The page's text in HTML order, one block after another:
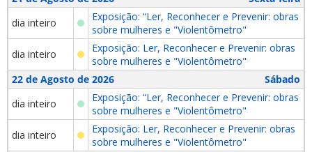
dia inteiro
Exposição: “Ler, Reconhecer e Prevenir: obras
sobre mulheres e "Violentômetro"
dia inteiro
Exposição: Ler, Reconhecer e Prevenir: obras
sobre mulheres e "Violentômetro"
22 de Agosto de 2026
Sábado
dia inteiro
Exposição: “Ler, Reconhecer e Prevenir: obras
sobre mulheres e "Violentômetro"
dia inteiro
Exposição: Ler, Reconhecer e Prevenir: obras
sobre mulheres e "Violentômetro"